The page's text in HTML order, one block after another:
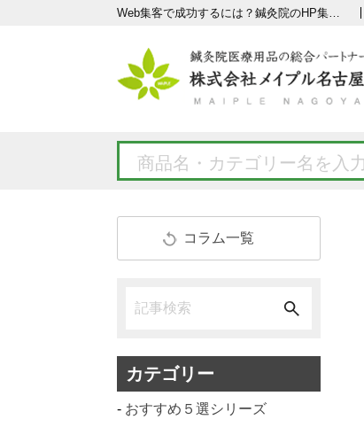
Web集客で成功するには？鍼灸院のHP集客アップ法～続・Interest(興味)の分析～
コラム一覧
カテゴリー
おすすめ５選シリーズ